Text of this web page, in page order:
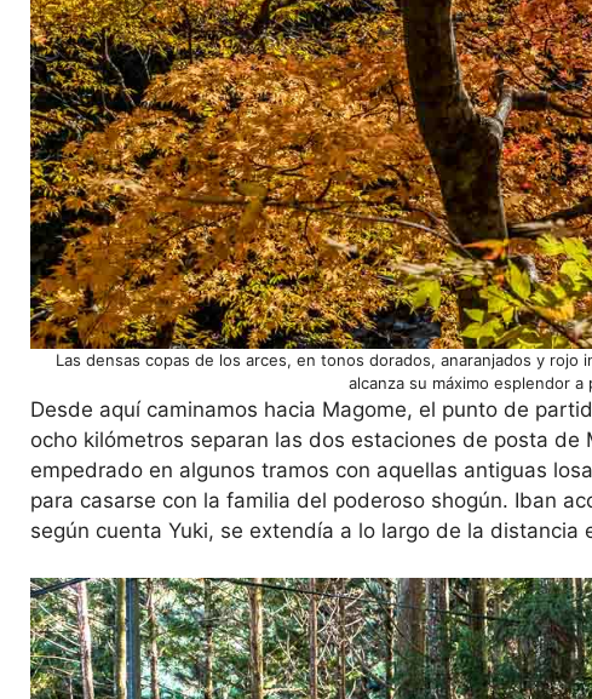
Las densas copas de los arces, en tonos dorados, anaranjados y
alcanza su máximo esplendor
Desde aquí caminamos hacia Magome, el punto de
ocho kilómetros separan las dos estaciones de posta
empedrado en algunos tramos con aquellas antiguas
para casarse con la familia del poderoso shogún. Iban
según cuenta Yuki, se extendía a lo largo de la